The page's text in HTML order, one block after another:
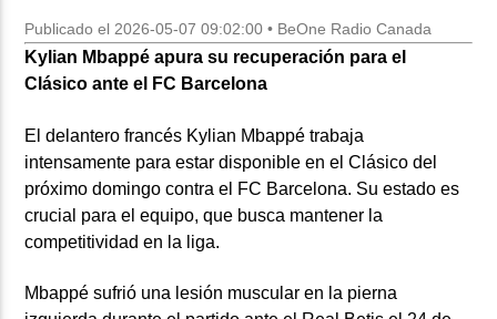
Publicado el 2026-05-07 09:02:00 • BeOne Radio Canada
Kylian Mbappé apura su recuperación para el
Clásico ante el FC Barcelona
El delantero francés Kylian Mbappé trabaja
intensamente para estar disponible en el Clásico del
próximo domingo contra el FC Barcelona. Su estado es
crucial para el equipo, que busca mantener la
competitividad en la liga.
Mbappé sufrió una lesión muscular en la pierna